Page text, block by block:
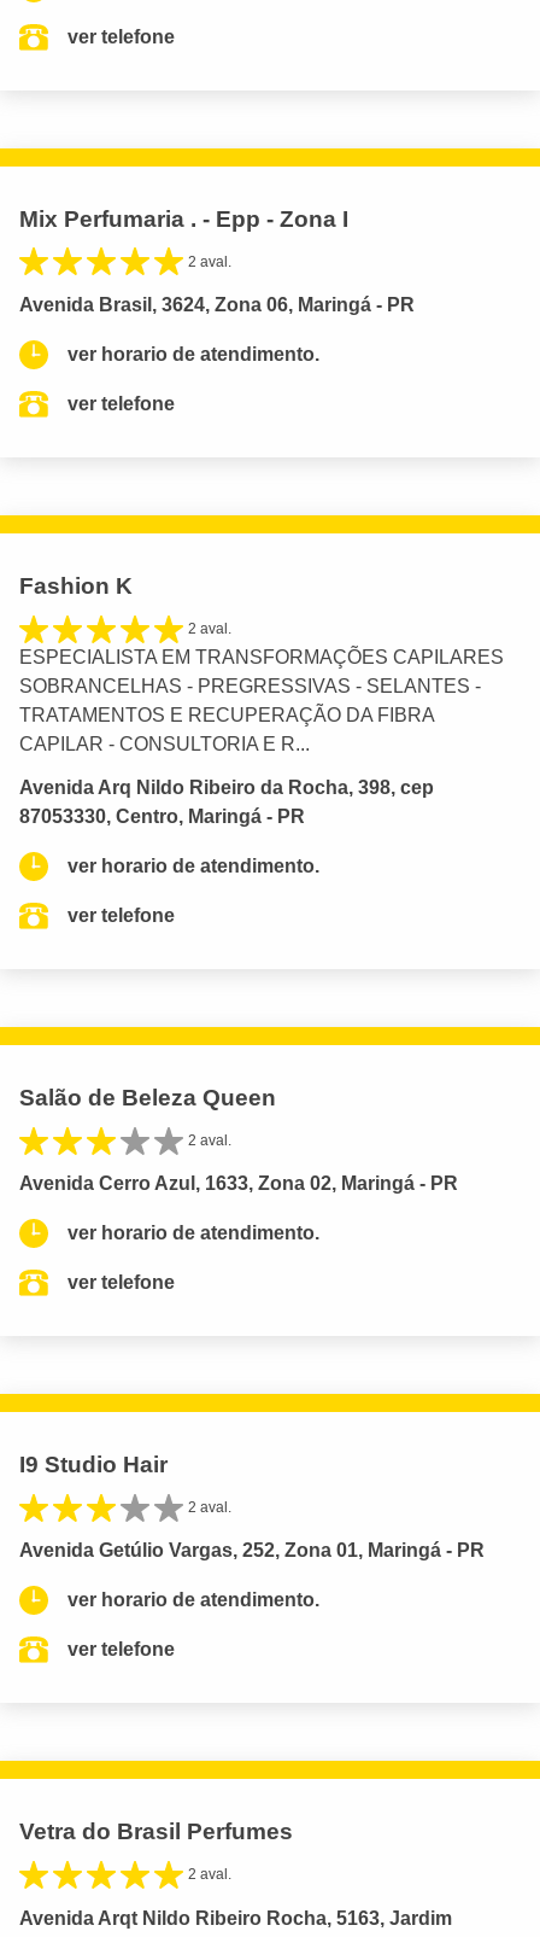
ver telefone
Mix Perfumaria . - Epp - Zona I
2 aval.
Avenida Brasil, 3624, Zona 06, Maringá - PR
ver horario de atendimento.
ver telefone
Fashion K
2 aval.
ESPECIALISTA EM TRANSFORMAÇÕES CAPILARES
SOBRANCELHAS - PREGRESSIVAS - SELANTES -
TRATAMENTOS E RECUPERAÇÃO DA FIBRA
CAPILAR - CONSULTORIA E R...
Avenida Arq Nildo Ribeiro da Rocha, 398, cep
87053330, Centro, Maringá - PR
ver horario de atendimento.
ver telefone
Salão de Beleza Queen
2 aval.
Avenida Cerro Azul, 1633, Zona 02, Maringá - PR
ver horario de atendimento.
ver telefone
I9 Studio Hair
2 aval.
Avenida Getúlio Vargas, 252, Zona 01, Maringá - PR
ver horario de atendimento.
ver telefone
Vetra do Brasil Perfumes
2 aval.
Avenida Arqt Nildo Ribeiro Rocha, 5163, Jardim